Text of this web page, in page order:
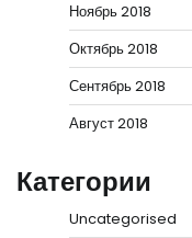
Ноябрь 2018
Октябрь 2018
Сентябрь 2018
Август 2018
Категории
Uncategorised